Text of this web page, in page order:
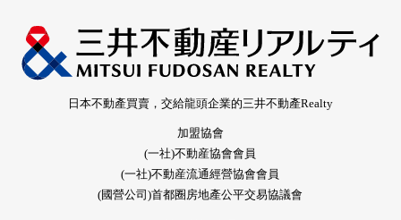
日本不動產買賣，交給龍頭企業的三井不動產Realty
加盟協會
(一社)不動産協會會員
(一社)不動産流通經營協會會員
(國營公司)首都圈房地產公平交易協議會